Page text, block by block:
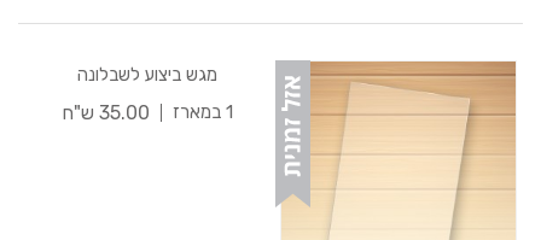
מגש ביצוע לשבלונה
1 במארז
35.00 ש"ח